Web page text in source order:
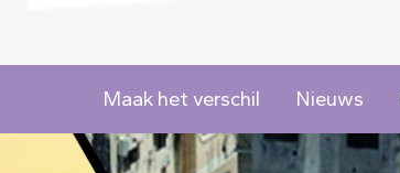
Maak het verschil Nieuws
Image